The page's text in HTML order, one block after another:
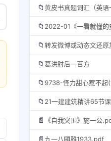
📁黄皮书真题词汇（英语
📁 2022-01《一看就懂的
📁
📁葛洪肘后一百方
📁
📁 21一建建筑精讲65节
📄 《自我突围》施一公
📄 九一八國難1933.pdf